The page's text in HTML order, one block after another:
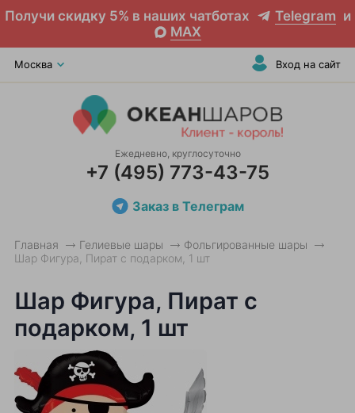
Получи скидку 5% в наших чатботах Telegram и
MAX
Москва Вход на сайт
Ежедневно, круглосуточно
+7 (495) 773-43-75
Заказ в Телеграм
Главная Гелиевые шары
Фольгированные шары
Шар Фигура, Пират с подарком, 1 шт
Шар Фигура, Пират с
подарком, 1 шт